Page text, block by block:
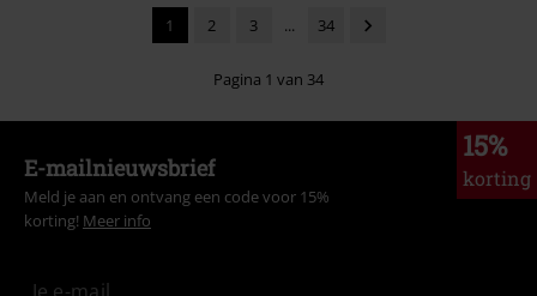
1 2 3 ... 34
Pagina 1 van 34
15%
korting
E-mailnieuwsbrief
Meld je aan en ontvang een code voor 15%
korting! Meer info